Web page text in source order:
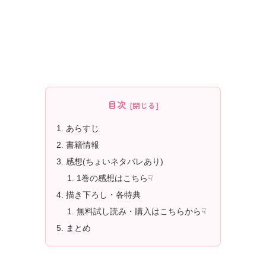
目次
あらすじ
書籍情報
感想(ちょいネタバレあり)
1巻の感想はこちら☟
描き下ろし・各特典
無料試し読み・購入はこちらから☟
まとめ